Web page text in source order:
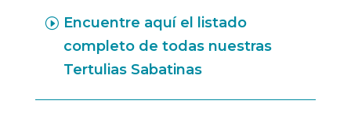
Encuentre aquí el listado
completo de todas nuestras
Tertulias Sabatinas